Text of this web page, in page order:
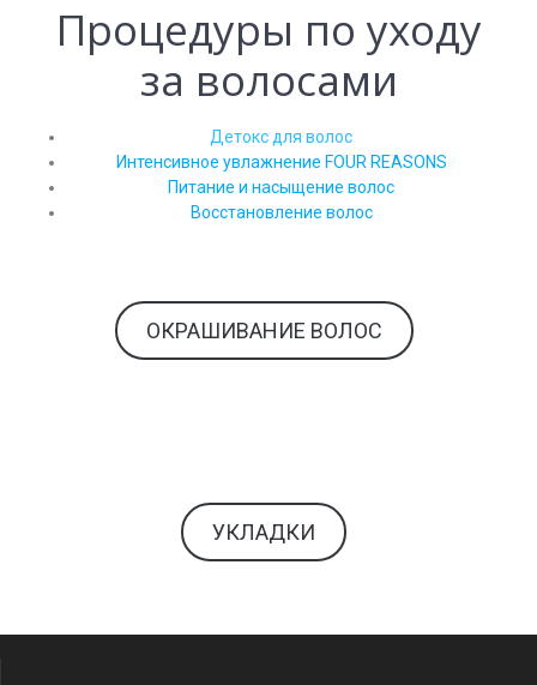
Процедуры по уходу
за волосами
Детокс для волос
Интенсивное увлажнение FOUR REASONS
Питание и насыщение волос
Восстановление волос
ОКРАШИВАНИЕ ВОЛОС
УКЛАДКИ